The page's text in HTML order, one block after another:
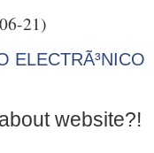
21)
ELECTRÃ³NICO
website?!